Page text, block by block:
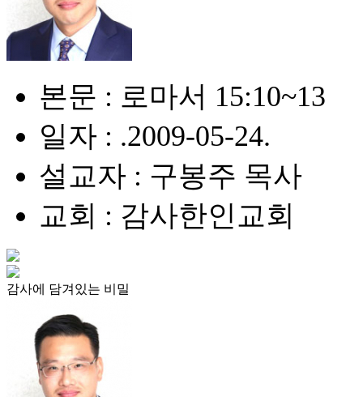
본문 : 로마서 15:10~13
일자 : .2009-05-24.
설교자 : 구봉주 목사
교회 : 감사한인교회
감사에 담겨있는 비밀